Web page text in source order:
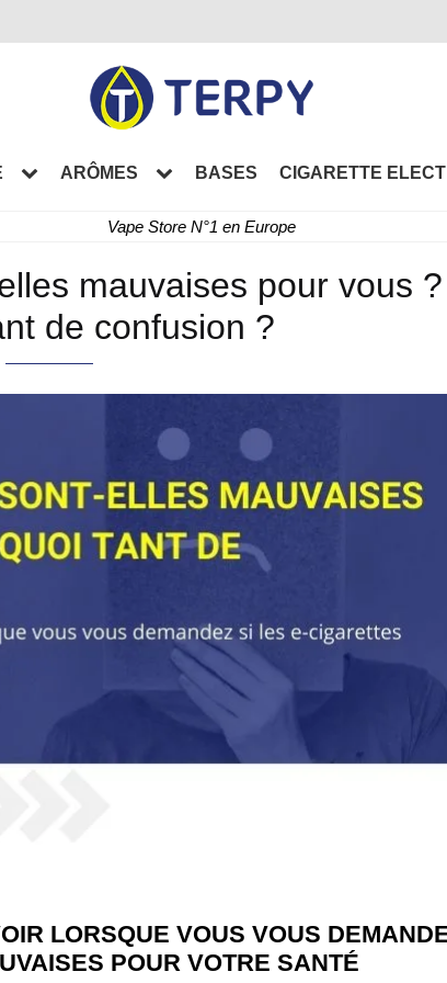
ARÔMES BASES CIGARETTE
Vape Store N°1 en Europe
mauvaises pour vous ?
de confusion ?
LORSQUE VOUS VOUS
POUR VOTRE SANTÉ